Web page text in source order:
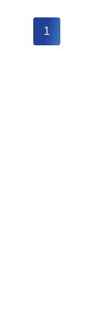
1